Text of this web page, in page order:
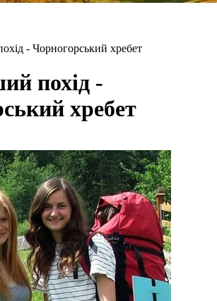
- Чорногорський хребет
похід -
хребет